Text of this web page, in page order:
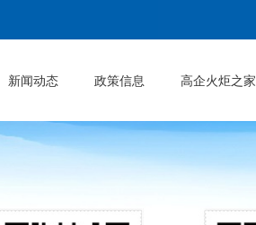
新闻动态 政策信息 高企火炬之家